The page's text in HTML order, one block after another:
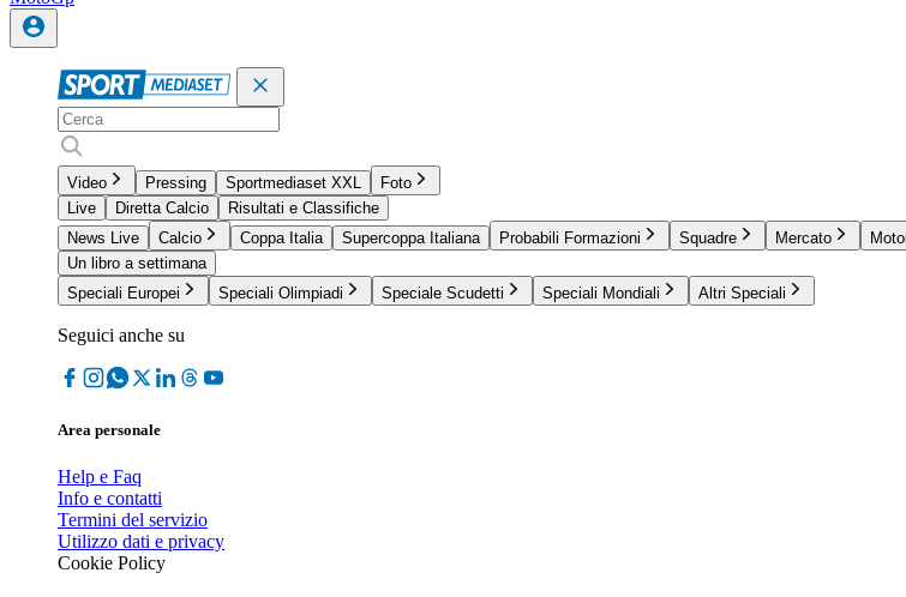
Video Pressing Sportmediaset XXL
Foto
Live
Diretta Calcio
Risultati e Classifiche
News Live
Calcio Coppa Italia Supercoppa Italiana Probabili Formazioni Squadre Mercato
Un libro a settimana
Speciali Europei
Speciali Olimpiadi Speciale Scudetti Speciali Mondiali Altri Speciali
Seguici anche su
Area personale
Help e Faq
Info e contatti
Termini del servizio
Utilizzo dati e privacy
Cookie Policy